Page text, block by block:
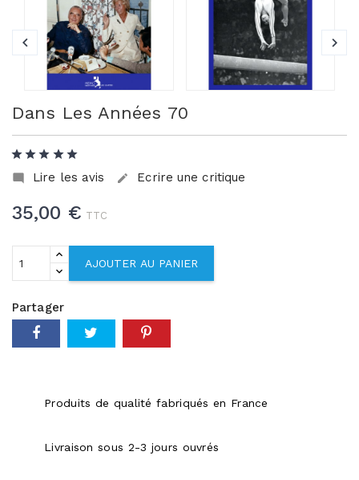
Dans Les Années 70
 Lire les avis  Ecrire une critique
35,00 € TTC
AJOUTER AU PANIER
Partager
Produits de qualité fabriqués en France
Livraison sous 2-3 jours ouvrés